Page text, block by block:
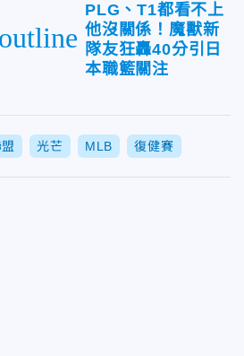
PLG、T1都看不上
他沒關係！魔獸新
隊友狂轟40分引日
本職籃關注
光芒 MLB 復健賽